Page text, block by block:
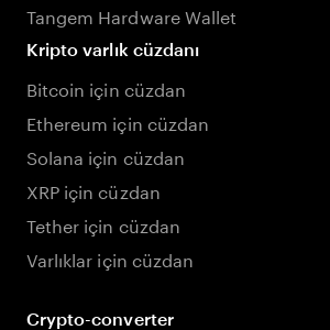
Tangem Hardware Wallet
Kripto varlık cüzdanı
Bitcoin için cüzdan
Ethereum için cüzdan
Solana için cüzdan
XRP için cüzdan
Tether için cüzdan
Varlıklar için cüzdan
Crypto-converter